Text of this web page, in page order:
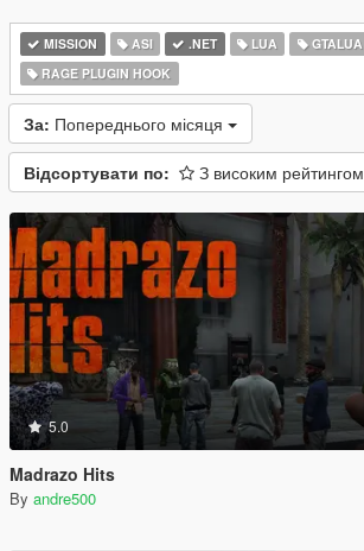
MISSION ASI .NET LUA
GTALUA
RAGE PLUGIN HOOK
За: Попереднього місяця
Відсортувати по: З високим рейтингом
5.0
Madrazo Hits
By andre500